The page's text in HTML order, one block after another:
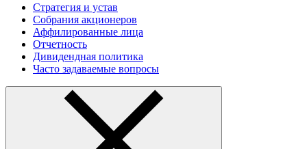
Стратегия и устав
Собрания акционеров
Аффилированные лица
Отчетность
Дивидендная политика
Часто задаваемые вопросы